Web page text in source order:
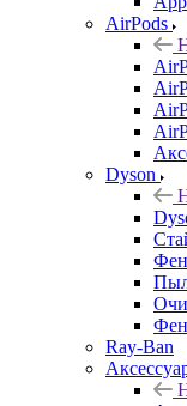
AirPods
Dyson
Ray-Ban